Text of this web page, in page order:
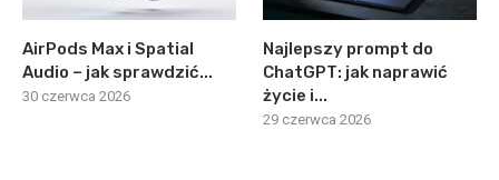
AirPods Max i Spatial
Audio – jak sprawdzić...
30 czerwca 2026
Najlepszy prompt do
ChatGPT: jak naprawić
życie i...
29 czerwca 2026